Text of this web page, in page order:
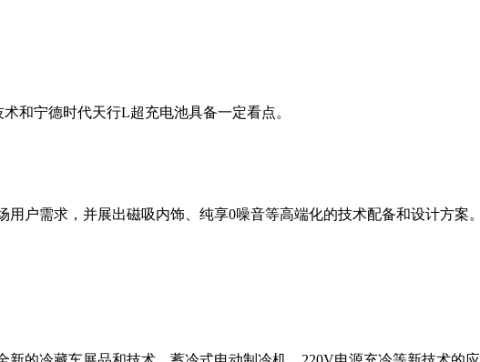
和宁德时代天行L超充电池具备一定看点。
户需求，并展出磁吸内饰、纯享0噪音等高端化的技术配备和设计方案。